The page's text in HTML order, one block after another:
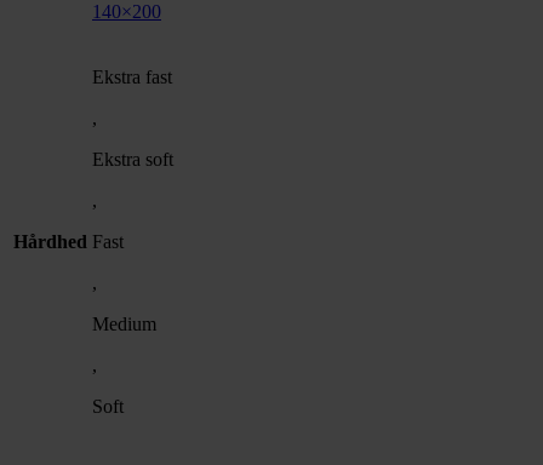
140×200
Hårdhed
Ekstra fast
,
Ekstra soft
,
Fast
,
Medium
,
Soft